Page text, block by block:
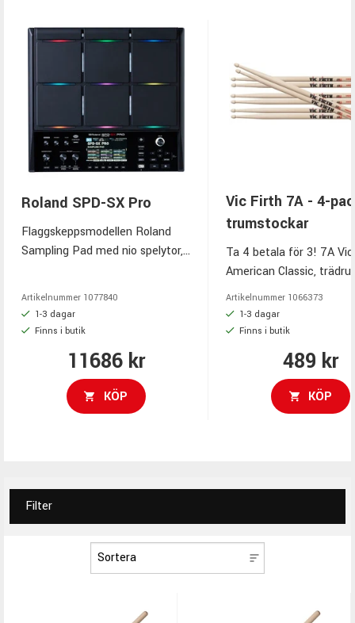
Roland SPD-SX Pro
Flaggskeppsmodellen Roland
Sampling Pad med nio spelytor,
lysdioder, inbyggda effekter och
mycket mer.
Artikelnummer 1077840
1-3 dagar
Finns i butik
11686 kr
KÖP
Vic Firth 7A - 4-
trumstockar
Ta 4 betala för 3! 7A
American Classic,
hickory.
Artikelnummer 1066373
1-3 dagar
Finns i butik
489 kr
KÖP
Filter